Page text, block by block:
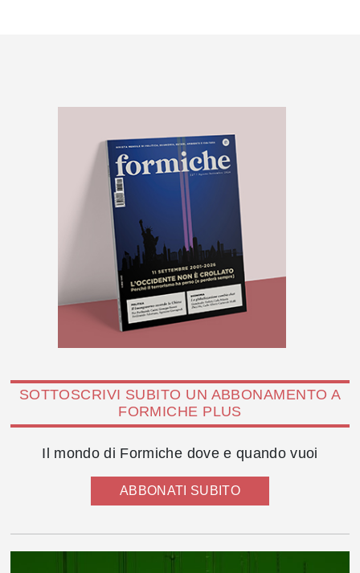
SOTTOSCRIVI SUBITO UN ABBONAMENTO A
FORMICHE PLUS
Il mondo di Formiche dove e quando vuoi
ABBONATI SUBITO